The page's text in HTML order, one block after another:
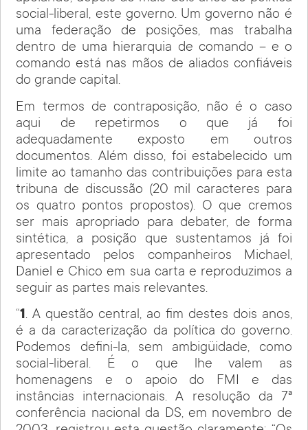
social-liberal, este governo. Um governo não é
uma federação de posições, mas trabalha
dentro de uma hierarquia de comando – e o
comando está nas mãos de aliados confiáveis
do grande capital.
Em termos de contraposição, não é o caso
aqui de repetirmos o que já foi
adequadamente exposto em outros
documentos. Além disso, foi estabelecido um
limite ao tamanho das contribuições para esta
tribuna de discussão (20 mil caracteres para
os quatro pontos propostos). O que cremos
ser mais apropriado para debater, de forma
sintética, a posição que sustentamos já foi
apresentado pelos companheiros Michael,
Daniel e Chico em sua carta e reproduzimos a
seguir as partes mais relevantes.
“1. A questão central, ao fim destes dois anos,
é a da caracterização da política do governo.
Podemos defini-la, sem ambigüidade, como
social-liberal. É o que lhe valem as
homenagens e o apoio do FMI e das
instâncias internacionais. A resolução da 7ª
conferência nacional da DS, em novembro de